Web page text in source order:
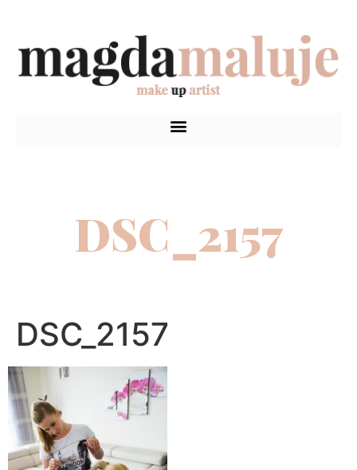
DSC_2157
DSC_2157